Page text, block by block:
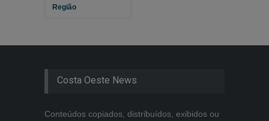
Região
Costa Oeste News
Conteúdos copiados, distribuídos, exibidos ou